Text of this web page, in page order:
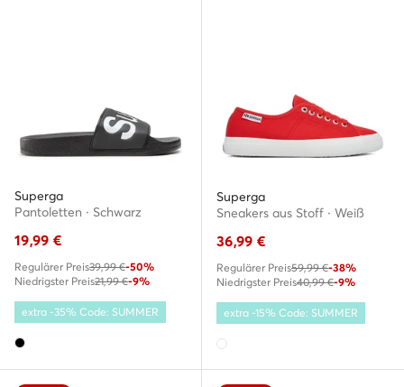
Superga
Pantoletten · Schwarz
19,99 €
Regulärer Preis39,99 €-50%
Niedrigster Preis21,99 €-9%
extra -35% Code: SUMMER
Superga
Sneakers aus Stoff · Weiß
36,99 €
Regulärer Preis59,99 €-38%
Niedrigster Preis40,99 €-9%
extra -15% Code: SUMMER